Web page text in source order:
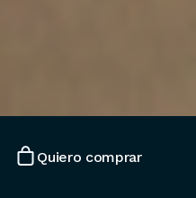
Quiero comprar